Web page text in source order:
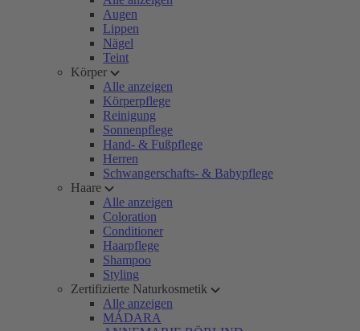
Augen
Lippen
Nägel
Teint
Körper
Alle anzeigen
Körperpflege
Reinigung
Sonnenpflege
Hand- & Fußpflege
Herren
Schwangerschafts- & Babypflege
Haare
Alle anzeigen
Coloration
Conditioner
Haarpflege
Shampoo
Styling
Zertifizierte Naturkosmetik
Alle anzeigen
MÁDARA